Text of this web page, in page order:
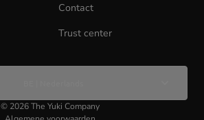
Contact
Trust center
© 2026The Yuki Company